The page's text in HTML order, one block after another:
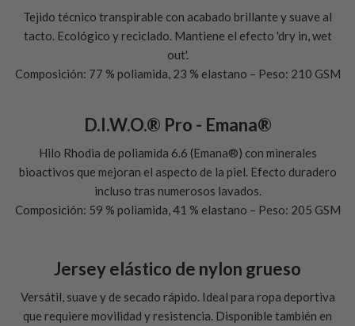
Tejido técnico transpirable con acabado brillante y suave al
tacto. Ecológico y reciclado. Mantiene el efecto 'dry in, wet
out'.
Composición: 77 % poliamida, 23 % elastano – Peso: 210 GSM
D.I.W.O.® Pro - Emana®
Hilo Rhodia de poliamida 6.6 (Emana®) con minerales
bioactivos que mejoran el aspecto de la piel. Efecto duradero
incluso tras numerosos lavados.
Composición: 59 % poliamida, 41 % elastano – Peso: 205 GSM
Jersey elástico de nylon grueso
Versátil, suave y de secado rápido. Ideal para ropa deportiva
que requiere movilidad y resistencia. Disponible también en